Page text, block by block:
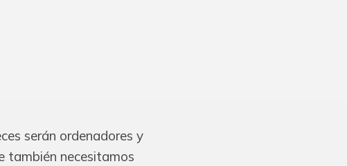
serán ordenadores y
también necesitamos